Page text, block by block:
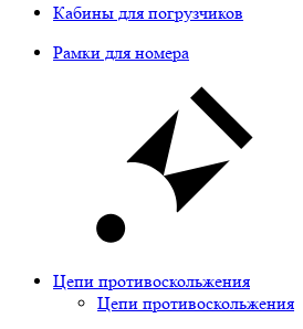
Кабины для погрузчиков
Рамки для номера
Цепи противоскольжения
Цепи противоскольжения